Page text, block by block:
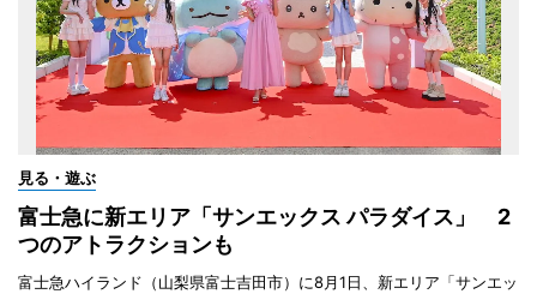
見る・遊ぶ
富士急に新エリア「サンエックス パラダイス」 2
つのアトラクションも
富士急ハイランド（山梨県富士吉田市）に8月1日、新エリア「サンエッ